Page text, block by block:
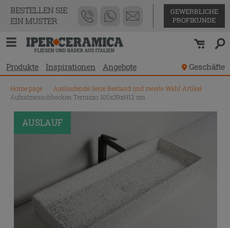
BESTELLEN SIE
EIN MUSTER
GEWERBLICHE
PROFIKUNDE
Produkte Inspirationen Angebote Geschäfte
Home page Auslaufende Serie Bestand und zweite Wahl Artikel
Aufsatzwaschbecken Terrazzo 100x39xH12 cm
PROMO
AUSLAUF